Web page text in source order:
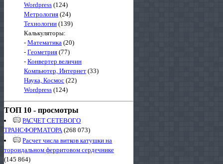
Wordpress (124)
Метрология (24)
Технологии (139)
Калькуляторы:
- Математика (20)
- Геометрия (77)
- Конвертер величин
Компьютер, Интернет (33)
Наука, Космос (22)
Wordpress (124)
ТОП 10 - просмотры
РАСЧЕТ СЕТЕВОГО
ТРАНСФОРМАТОРА(268 073)
Расчет числа витков катушки на
тороидальном ферритовом сердечнике
(145 864)